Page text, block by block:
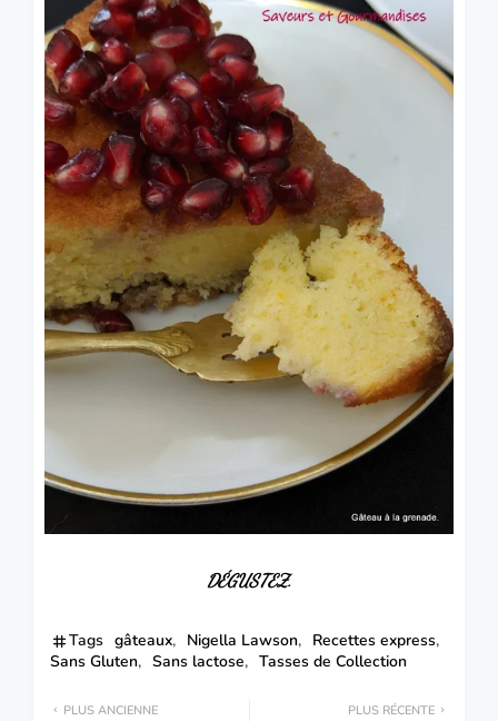
DÉGUSTEZ.
Tags gâteaux Nigella Lawson
Recettes express
Sans Gluten
Sans lactose Tasses de Collection
PLUS RÉCENTE
PLUS ANCIENNE